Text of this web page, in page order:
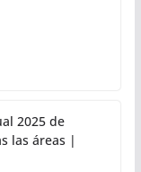
2025 de
las áreas |